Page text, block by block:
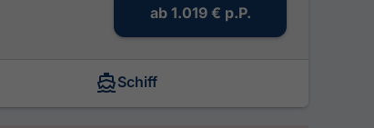
ab 1.019 € p.P.
Schiff